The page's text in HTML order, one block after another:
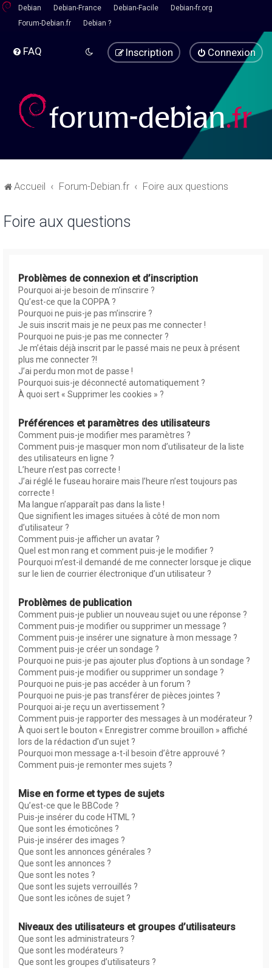
Debian Debian-France Debian-Facile
Debian-fr.org
Forum-Debian.fr
Debian ?
FAQ Connexion
Inscription
Accueil Forum-Debian.fr Foire aux questions
Foire aux questions
Problèmes de connexion et d’inscription
Pourquoi ai-je besoin de m’inscrire ?
Qu’est-ce que la COPPA ?
Pourquoi ne puis-je pas m’inscrire ?
Je suis inscrit mais je ne peux pas me connecter !
Pourquoi ne puis-je pas me connecter ?
Je m’étais déjà inscrit par le passé mais ne peux à présent
plus me connecter ?!
J’ai perdu mon mot de passe !
Pourquoi suis-je déconnecté automatiquement ?
À quoi sert « Supprimer les cookies » ?
Préférences et paramètres des utilisateurs
Comment puis-je modifier mes paramètres ?
Comment puis-je masquer mon nom d’utilisateur de la liste
des utilisateurs en ligne ?
L’heure n’est pas correcte !
J’ai réglé le fuseau horaire mais l’heure n’est toujours pas
correcte !
Ma langue n’apparaît pas dans la liste !
Que signifient les images situées à côté de mon nom
d’utilisateur ?
Comment puis-je afficher un avatar ?
Quel est mon rang et comment puis-je le modifier ?
Pourquoi m’est-il demandé de me connecter lorsque je clique
sur le lien de courrier électronique d’un utilisateur ?
Problèmes de publication
Comment puis-je publier un nouveau sujet ou une réponse ?
Comment puis-je modifier ou supprimer un message ?
Comment puis-je insérer une signature à mon message ?
Comment puis-je créer un sondage ?
Pourquoi ne puis-je pas ajouter plus d’options à un sondage ?
Comment puis-je modifier ou supprimer un sondage ?
Pourquoi ne puis-je pas accéder à un forum ?
Pourquoi ne puis-je pas transférer de pièces jointes ?
Pourquoi ai-je reçu un avertissement ?
Comment puis-je rapporter des messages à un modérateur ?
À quoi sert le bouton « Enregistrer comme brouillon » affiché
lors de la rédaction d’un sujet ?
Pourquoi mon message a-t-il besoin d’être approuvé ?
Comment puis-je remonter mes sujets ?
Mise en forme et types de sujets
Qu’est-ce que le BBCode ?
Puis-je insérer du code HTML ?
Que sont les émoticônes ?
Puis-je insérer des images ?
Que sont les annonces générales ?
Que sont les annonces ?
Que sont les notes ?
Que sont les sujets verrouillés ?
Que sont les icônes de sujet ?
Niveaux des utilisateurs et groupes d’utilisateurs
Que sont les administrateurs ?
Que sont les modérateurs ?
Que sont les groupes d’utilisateurs ?